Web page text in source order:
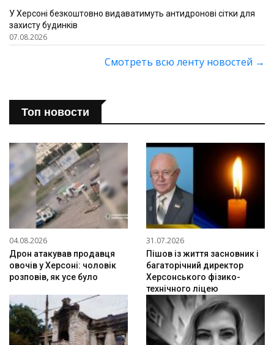
У Херсоні безкоштовно видаватимуть антидронові сітки для
захисту будинків
07.08.2026
Смотреть всю ленту новостей →
Топ новости
04.08.2026
Дрон атакував продавця
овочів у Херсоні: чоловік
розповів, як усе було
31.07.2026
Пішов із життя засновник і
багаторічний директор
Херсонського фізико-
технічного ліцею